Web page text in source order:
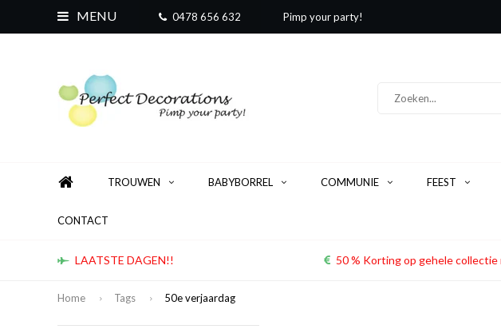
MENU 0478 656 632 Pimp your party!
TROUWEN BABYBORREL COMMUNIE FEEST
CONTACT
LAATSTE DAGEN!! 50 % Korting op gehele
Home Tags 50e verjaardag